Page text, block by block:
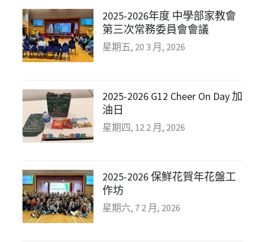
2025-2026年度 中學部家教會
第三次常務委員會會議
星期五, 20 3 月, 2026
2025-2026 G12 Cheer On Day 加
油日
星期四, 12 2 月, 2026
2025-2026 保鮮花賀年花盤工
作坊
星期六, 7 2 月, 2026